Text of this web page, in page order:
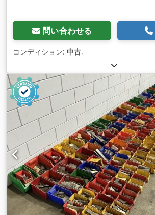
問い合わせる
コンディション: 中古,